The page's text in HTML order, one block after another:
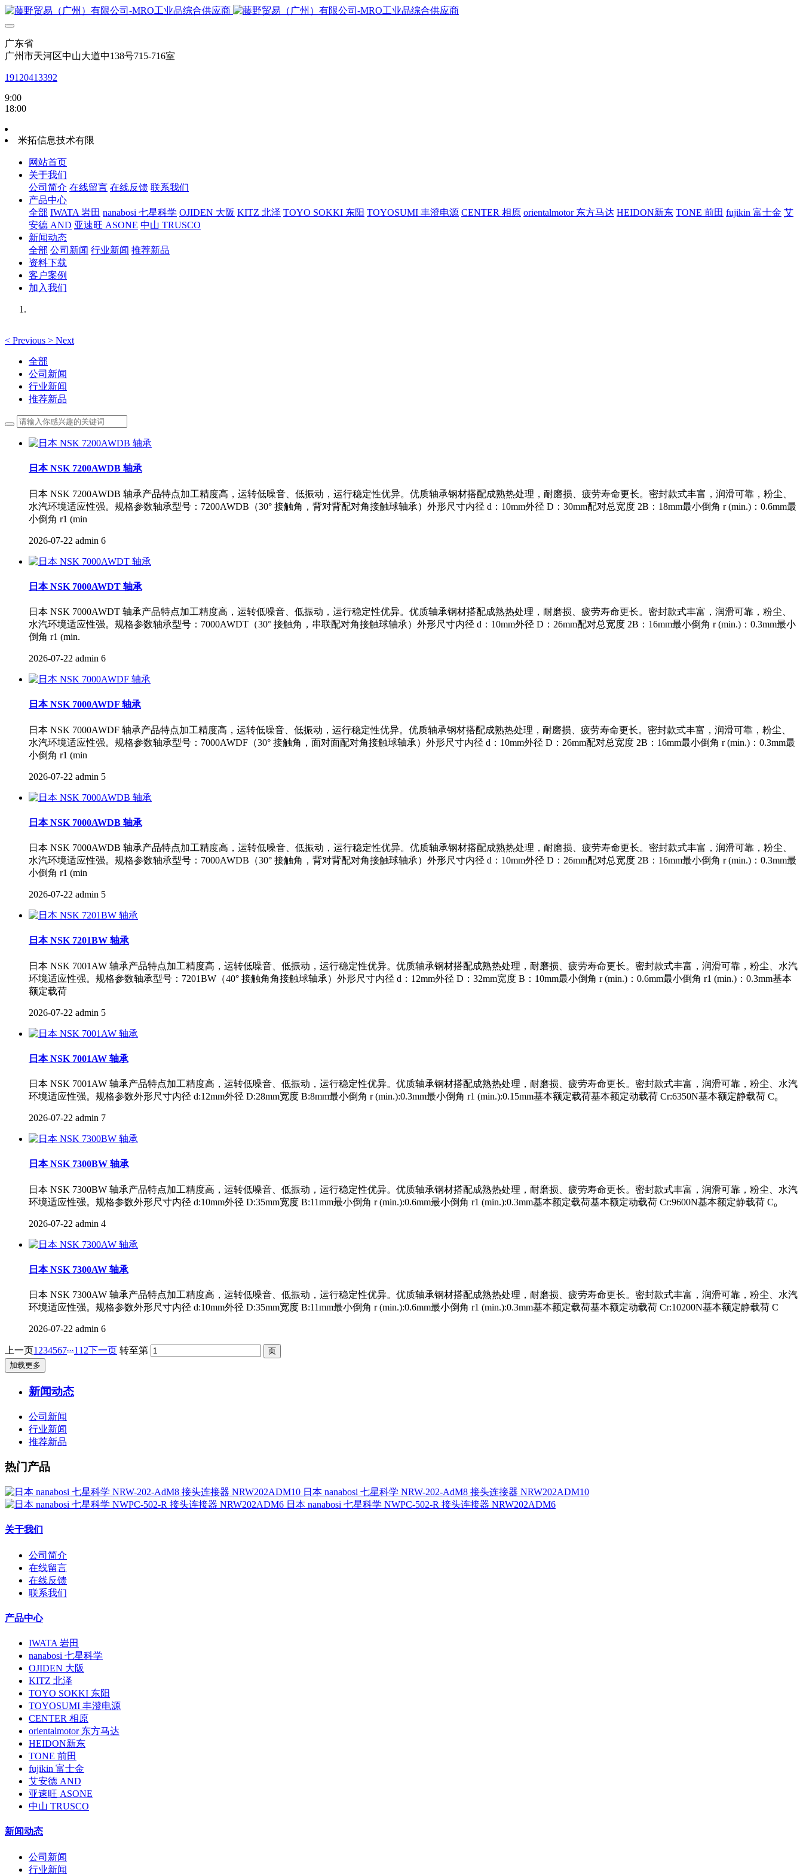
广东省
广州市天河区中山大道中138号715-716室
19120413392
9:00
18:00
米拓信息技术有限
网站首页
关于我们
公司简介 在线留言 在线反馈 联系我们
产品中心
全部 IWATA 岩田 nanabosi 七星科学 OJIDEN 大阪 KITZ 北泽 TOYO SOKKI 东阳 TOYOSUMI 丰澄电源 CENTER 相原 orientalmotor 东方马达 HEIDON新东 TONE 前田 fujikin 富士金 艾
安德 AND 亚速旺 ASONE 中山 TRUSCO
新闻动态
全部 公司新闻 行业新闻 推荐新品
资料下载
客户案例
加入我们
< Previous > Next
全部
公司新闻
行业新闻
推荐新品
日本 NSK 7200AWDB 轴承
日本 NSK 7200AWDB 轴承产品特点加工精度高，运转低噪音、低振动，运行稳定性优异。优质轴承钢材搭配成熟热处理，耐磨损、疲劳寿命更长。密封款式丰富，润滑可靠，粉尘、
水汽环境适应性强。规格参数轴承型号：7200AWDB（30° 接触角，背对背配对角接触球轴承）外形尺寸内径 d：10mm外径 D：30mm配对总宽度 2B：18mm最小倒角 r (min.)：0.6mm最
小倒角 r1 (min
2026-07-22 admin 6
日本 NSK 7000AWDT 轴承
日本 NSK 7000AWDT 轴承产品特点加工精度高，运转低噪音、低振动，运行稳定性优异。优质轴承钢材搭配成熟热处理，耐磨损、疲劳寿命更长。密封款式丰富，润滑可靠，粉尘、
水汽环境适应性强。规格参数轴承型号：7000AWDT（30° 接触角，串联配对角接触球轴承）外形尺寸内径 d：10mm外径 D：26mm配对总宽度 2B：16mm最小倒角 r (min.)：0.3mm最小
倒角 r1 (min.
2026-07-22 admin 6
日本 NSK 7000AWDF 轴承
日本 NSK 7000AWDF 轴承产品特点加工精度高，运转低噪音、低振动，运行稳定性优异。优质轴承钢材搭配成熟热处理，耐磨损、疲劳寿命更长。密封款式丰富，润滑可靠，粉尘、
水汽环境适应性强。规格参数轴承型号：7000AWDF（30° 接触角，面对面配对角接触球轴承）外形尺寸内径 d：10mm外径 D：26mm配对总宽度 2B：16mm最小倒角 r (min.)：0.3mm最
小倒角 r1 (min
2026-07-22 admin 5
日本 NSK 7000AWDB 轴承
日本 NSK 7000AWDB 轴承产品特点加工精度高，运转低噪音、低振动，运行稳定性优异。优质轴承钢材搭配成熟热处理，耐磨损、疲劳寿命更长。密封款式丰富，润滑可靠，粉尘、
水汽环境适应性强。规格参数轴承型号：7000AWDB（30° 接触角，背对背配对角接触球轴承）外形尺寸内径 d：10mm外径 D：26mm配对总宽度 2B：16mm最小倒角 r (min.)：0.3mm最
小倒角 r1 (min
2026-07-22 admin 5
日本 NSK 7201BW 轴承
日本 NSK 7001AW 轴承产品特点加工精度高，运转低噪音、低振动，运行稳定性优异。优质轴承钢材搭配成熟热处理，耐磨损、疲劳寿命更长。密封款式丰富，润滑可靠，粉尘、水汽
环境适应性强。规格参数轴承型号：7201BW（40° 接触角角接触球轴承）外形尺寸内径 d：12mm外径 D：32mm宽度 B：10mm最小倒角 r (min.)：0.6mm最小倒角 r1 (min.)：0.3mm基本
额定载荷
2026-07-22 admin 5
日本 NSK 7001AW 轴承
日本 NSK 7001AW 轴承产品特点加工精度高，运转低噪音、低振动，运行稳定性优异。优质轴承钢材搭配成熟热处理，耐磨损、疲劳寿命更长。密封款式丰富，润滑可靠，粉尘、水汽
环境适应性强。规格参数外形尺寸内径 d:12mm外径 D:28mm宽度 B:8mm最小倒角 r (min.):0.3mm最小倒角 r1 (min.):0.15mm基本额定载荷基本额定动载荷 Cr:6350N基本额定静载荷 C₀
2026-07-22 admin 7
日本 NSK 7300BW 轴承
日本 NSK 7300BW 轴承产品特点加工精度高，运转低噪音、低振动，运行稳定性优异。优质轴承钢材搭配成熟热处理，耐磨损、疲劳寿命更长。密封款式丰富，润滑可靠，粉尘、水汽
环境适应性强。规格参数外形尺寸内径 d:10mm外径 D:35mm宽度 B:11mm最小倒角 r (min.):0.6mm最小倒角 r1 (min.):0.3mm基本额定载荷基本额定动载荷 Cr:9600N基本额定静载荷 C₀
2026-07-22 admin 4
日本 NSK 7300AW 轴承
日本 NSK 7300AW 轴承产品特点加工精度高，运转低噪音、低振动，运行稳定性优异。优质轴承钢材搭配成熟热处理，耐磨损、疲劳寿命更长。密封款式丰富，润滑可靠，粉尘、水汽
环境适应性强。规格参数外形尺寸内径 d:10mm外径 D:35mm宽度 B:11mm最小倒角 r (min.):0.6mm最小倒角 r1 (min.):0.3mm基本额定载荷基本额定动载荷 Cr:10200N基本额定静载荷 C
2026-07-22 admin 6
上一页1 234567...112下一页 转至第
加载更多
新闻动态
公司新闻
行业新闻
推荐新品
热门产品
日本 nanabosi 七星科学 NRW-202-AdM8 接头连接器 NRW202ADM10
日本 nanabosi 七星科学 NWPC-502-R 接头连接器 NRW202ADM6
关于我们
公司简介
在线留言
在线反馈
联系我们
产品中心
IWATA 岩田
nanabosi 七星科学
OJIDEN 大阪
KITZ 北泽
TOYO SOKKI 东阳
TOYOSUMI 丰澄电源
CENTER 相原
orientalmotor 东方马达
HEIDON新东
TONE 前田
fujikin 富士金
艾安德 AND
亚速旺 ASONE
中山 TRUSCO
新闻动态
公司新闻
行业新闻